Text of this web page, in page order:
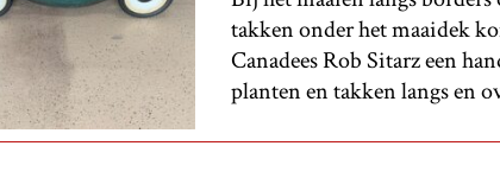
takken onder het maaidek
Canadees Rob Sitarz een
planten en takken langs en